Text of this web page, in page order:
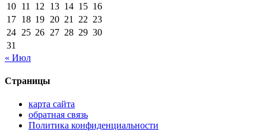
10 11 12 13 14 15 16
17 18 19 20 21 22 23
24 25 26 27 28 29 30
31
« Июл
Страницы
карта сайта
обратная связь
Политика конфиденциальности